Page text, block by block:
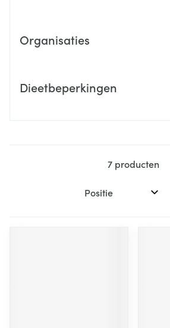
Organisaties
Dieetbeperkingen
7producten
Sorteer op: